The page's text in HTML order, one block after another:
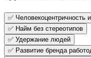
✅ Человекоцентричность
✅ Найм без стереотипов
✅ Удержание людей
✅ Развитие бренда